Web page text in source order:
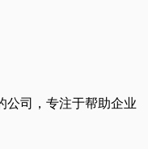
公司，专注于帮助企业